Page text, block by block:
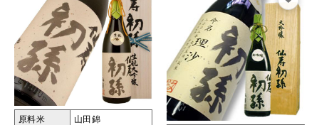
原料米 山田錦